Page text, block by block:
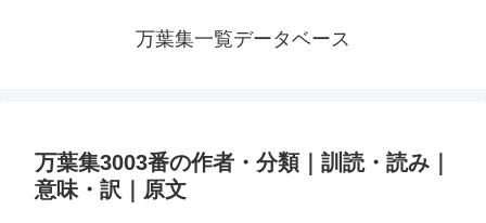
万葉集一覧データベース
万葉集3003番の作者・分類｜訓読・読み｜
意味・訳｜原文